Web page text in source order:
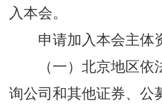
入本会。
申请加入本会主体
（一）北京地区
询公司和其他证券、公